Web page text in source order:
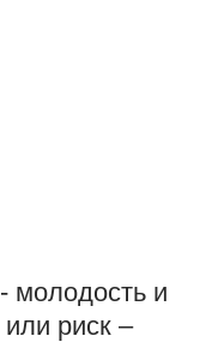
молодость и
риск –